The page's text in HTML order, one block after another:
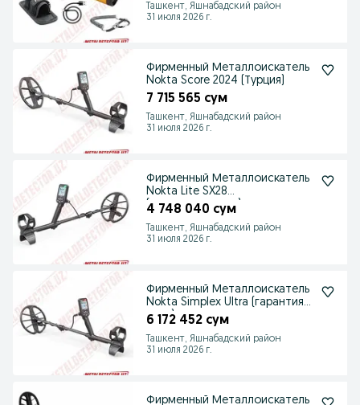
Ташкент, Яшнабадский район
31 июля 2026 г.
Фирменный Металлоискатель
Nokta Score 2024 (Турция)
7 715 565 сум
Ташкент, Яшнабадский район
31 июля 2026 г.
Фирменный Металлоискатель
Nokta Lite SX28
(золотоискатель)
4 748 040 сум
Ташкент, Яшнабадский район
31 июля 2026 г.
Фирменный Металлоискатель
Nokta Simplex Ultra (гарантия 2
года)
6 172 452 сум
Ташкент, Яшнабадский район
31 июля 2026 г.
Фирменный Металлоискатель